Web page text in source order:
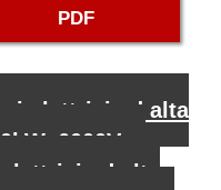
PDF
elettrici ad alta
6000V
ad alta